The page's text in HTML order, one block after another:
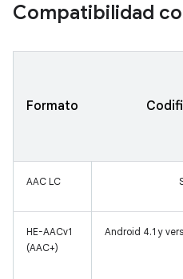
Compatibilidad
Formato
AAC LC
HE-AACv1
(AAC+)
Android 4.1 y